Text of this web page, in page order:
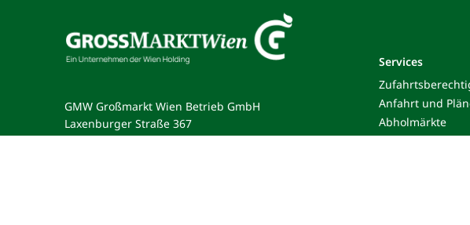
GMW Großmarkt Wien Betrieb GmbH
Laxenburger Straße 367
Services
Anfahrt und
Abholmärkte